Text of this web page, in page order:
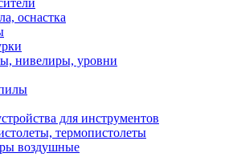
оснастка
нивелиры, уровни
для инструментов
термопистолеты
воздушные